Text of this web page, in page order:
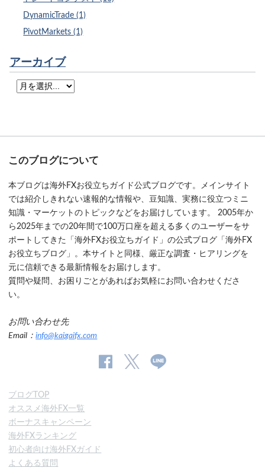
DynamicTrade (1)
PivotMarkets (1)
アーカイブ
このブログについて
本ブログは海外FXお役立ちガイド公式ブログです。メインサイト
では紹介しきれない速報的な情報や、豆知識、実務に役立つミニ
知識・マーケットのトピックなどをお届けしています。 2005年か
ら2025年までの20年間で100万口座を超える多くのユーザーをサ
ポートしてきた「海外FXお役立ちガイド」の公式ブログ「海外FX
お役立ちブログ」。本サイトと同様、厳正な調査・ヒアリングを
元に信頼できる最新情報をお届けします。
質問や疑問、お困りごとがあればお気軽にお問い合わせくださ
い。
お問い合わせ先
Email：info@kaigaifx.com
ブログTOP
オススメ海外FX一覧
ボーナスキャンペーン
海外FXランキング
初心者向け海外FXガイド
よくある質問